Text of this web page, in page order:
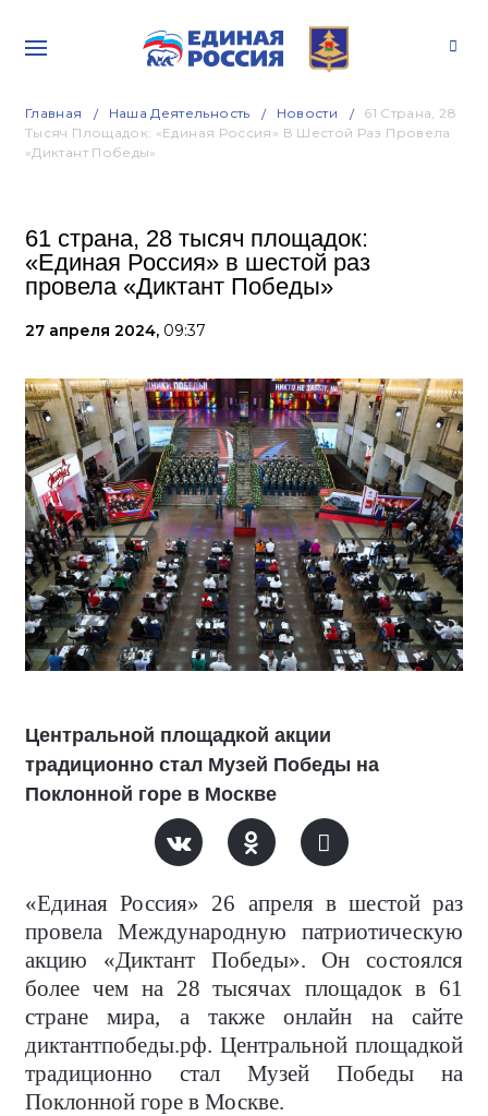
Главная Наша Деятельность Новости
61 Страна, 28
Тысяч Площадок: «Единая Россия» В Шестой Раз Провела
«Диктант Победы»
61 страна, 28 тысяч площадок:
«Единая Россия» в шестой раз
провела «Диктант Победы»
27 апреля 2024, 09:37
Центральной площадкой акции
традиционно стал Музей Победы на
Поклонной горе в Москве
«Единая Россия» 26 апреля в шестой раз
провела Международную патриотическую
акцию «Диктант Победы». Он состоялся
более чем на 28 тысячах площадок в 61
стране мира, а также онлайн на сайте
диктантпобеды.рф. Центральной площадкой
традиционно стал Музей Победы на
Поклонной горе в Москве.